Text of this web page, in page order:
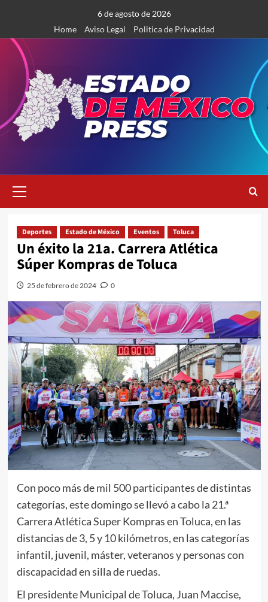
contenido
6 de agosto de 2026
Home
Aviso Legal Politica de Privacidad
primario
Deportes Estado de México Eventos Toluca
Un éxito la 21a. Carrera Atlética
Súper Kompras de Toluca
25 de febrero de 2024 0
Con poco más de mil 500 participantes de distintas
categorías, este domingo se llevó a cabo la 21.ª
Carrera Atlética Super Kompras en Toluca, en las
distancias de 3, 5 y 10 kilómetros, en las categorías
infantil, juvenil, máster, veteranos y personas con
discapacidad en silla de ruedas.
El presidente Municipal de Toluca, Juan Maccise,